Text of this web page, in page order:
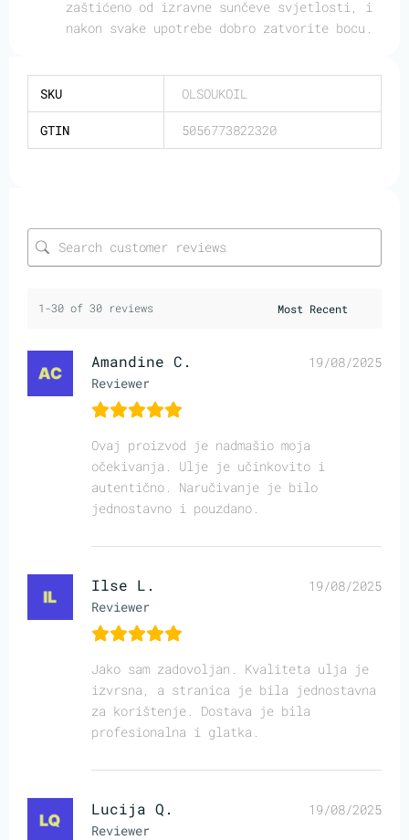
zaštićeno od izravne sunčeve svjetlosti, i
nakon svake upotrebe dobro zatvorite bocu.
SKU OLSOUKOIL
GTIN 5056773822320
1-30 of 30 reviews
Amandine C.
Reviewer
19/08/2025
Ovaj proizvod je nadmašio moja
očekivanja. Ulje je učinkovito i
autentično. Naručivanje je bilo
jednostavno i pouzdano.
Ilse L.
Reviewer
19/08/2025
Jako sam zadovoljan. Kvaliteta ulja je
izvrsna, a stranica je bila jednostavna
za korištenje. Dostava je bila
profesionalna i glatka.
Lucija Q.
Reviewer
19/08/2025